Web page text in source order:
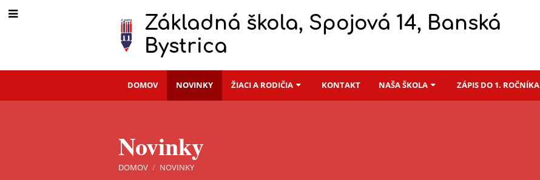
Základná škola, Spojová 14, Banská
Bystrica
DOMOV NOVINKY ŽIACI A RODIČIA KONTAKT NAŠA ŠKOLA ZÁPIS DO 1. ROČNÍKA
Novinky
DOMOV / NOVINKY